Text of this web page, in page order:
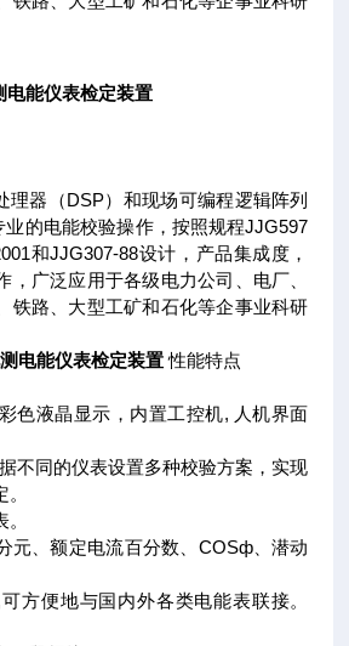
电能仪表检定装置
理器（DSP）和现场可编程逻辑阵列
业的电能校验操作，按照规程JJG597
和JJG307-88设计，产品集成度，
，广泛应用于各级电力公司、电厂、
铁路、大型工矿和石化等企事业科研
电能仪表检定装置性能特点
色液晶显示，内置工控机, 人机界面
不同的仪表设置多种校验方案，实现
元、额定电流百分数、COSф、潜动
方便地与国内外各类电能表联接。